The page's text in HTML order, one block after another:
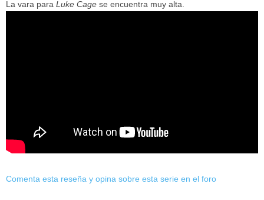
La vara para Luke Cage se encuentra muy alta.
Comenta esta reseña y opina sobre esta serie en el foro